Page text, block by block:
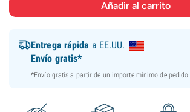
Entrega rápida a EE.UU.
Envío gratis*
*Envío gratis a partir de un importe mínimo de pedido.